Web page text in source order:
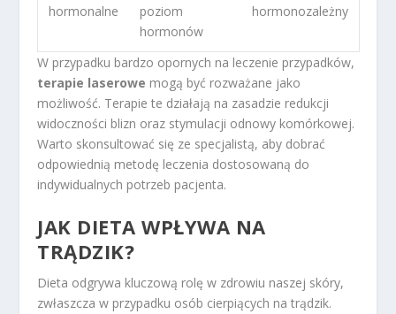
hormonalne
poziom
hormonów
hormonozależny
W przypadku bardzo opornych na leczenie przypadków,
terapie laserowe mogą być rozważane jako
możliwość. Terapie te działają na zasadzie redukcji
widoczności blizn oraz stymulacji odnowy komórkowej.
Warto skonsultować się ze specjalistą, aby dobrać
odpowiednią metodę leczenia dostosowaną do
indywidualnych potrzeb pacjenta.
JAK DIETA WPŁYWA NA
TRĄDZIK?
Dieta odgrywa kluczową rolę w zdrowiu naszej skóry,
zwłaszcza w przypadku osób cierpiących na trądzik.